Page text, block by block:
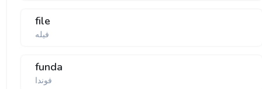
file
فیله
funda
فوندا